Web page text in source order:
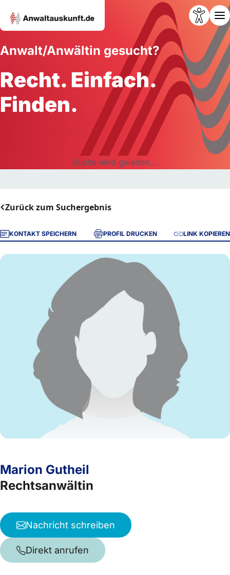
Anwalt/Anwältin gesucht?
Recht. Einfach.
Finden.
Suche wird geladen...
Zurück zum Suchergebnis
KONTAKT SPEICHERN PROFIL DRUCKEN LINK KOPIEREN
Marion Gutheil
Rechtsanwältin
Nachricht schreiben
Direkt anrufen